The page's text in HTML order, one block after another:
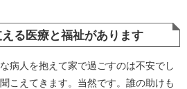
る医療と福祉があります
病人を抱えて家で過ごすのは不安でし
こえてきます。当然です。誰の助けも